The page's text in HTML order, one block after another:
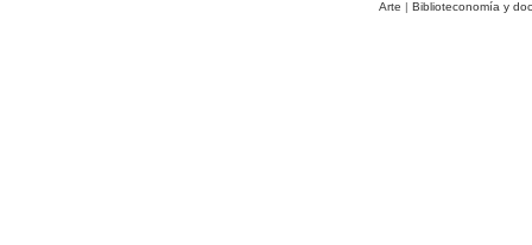
Arte | Biblioteconomía y